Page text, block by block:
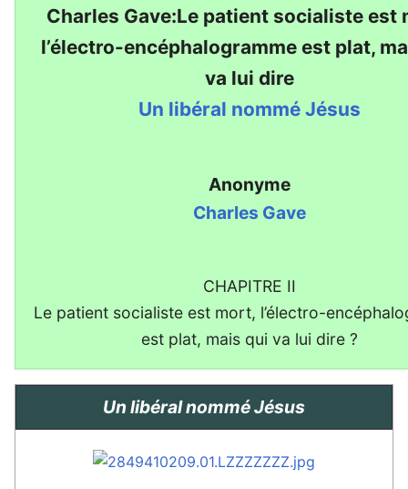
Charles Gave:Le patient socialiste est
l’électro-encéphalogramme est plat,
va lui dire
Un libéral nommé Jésus
Anonyme
Charles Gave
CHAPITRE II
Le patient socialiste est mort, l’électro-
est plat, mais qui va lui dire ?
Un libéral nommé Jésus